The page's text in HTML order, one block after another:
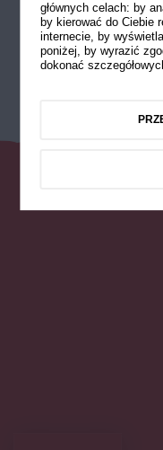
głównych celach: by
by kierować do Ciebie
internecie, by
poniżej, by wyrazić
dokonać